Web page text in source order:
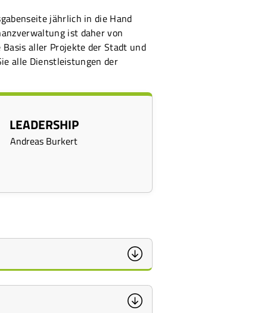
jährlich in die Hand
ist daher von
aller Projekte der Stadt und
alle Dienstleistungen der
LEADERSHIP
Andreas Burkert